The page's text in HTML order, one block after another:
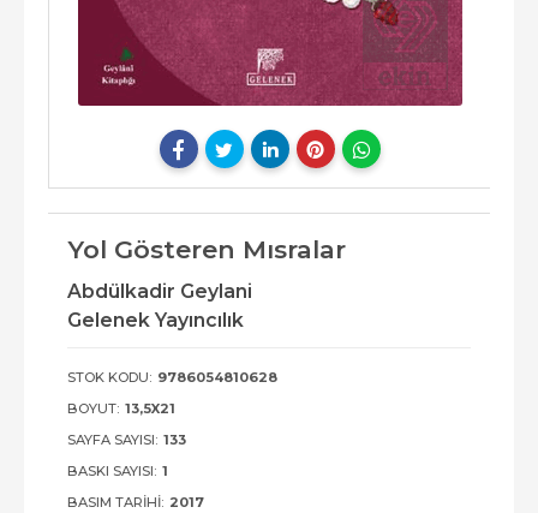
Yol Gösteren Mısralar
Abdülkadir Geylani
Gelenek Yayıncılık
STOK KODU: 9786054810628
BOYUT: 13,5X21
SAYFA SAYISI: 133
BASKI SAYISI: 1
BASIM TARIHI: 2017